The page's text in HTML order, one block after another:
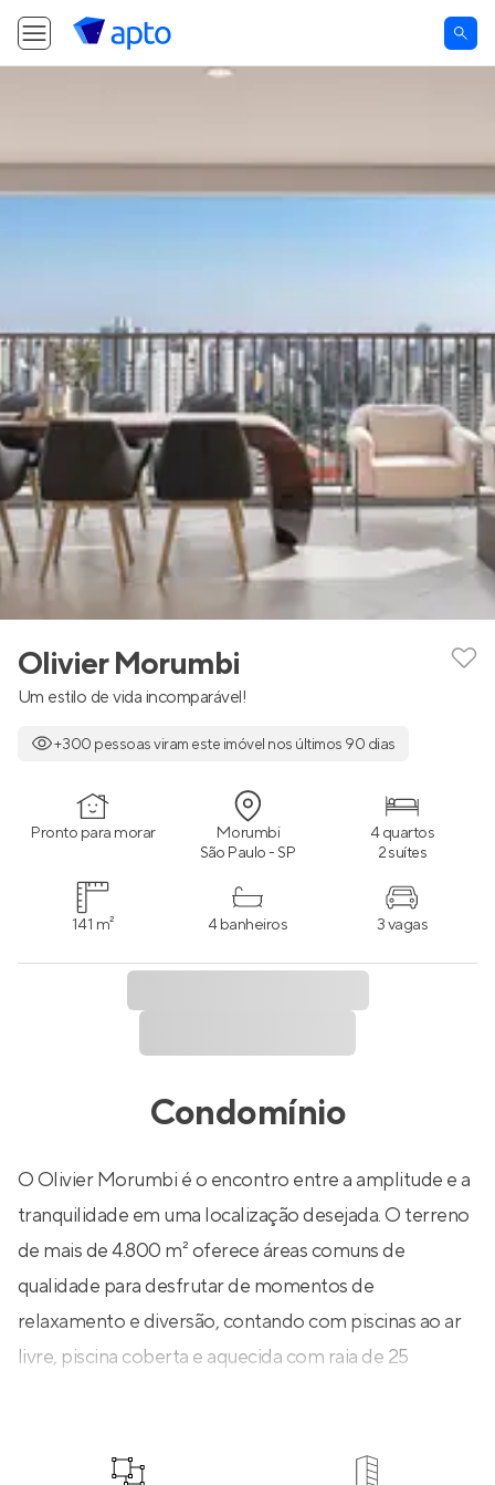
Olivier Morumbi
Um estilo de vida incomparável!
+300 pessoas viram este imóvel nos últimos 90 dias
Pronto para morar Morumbi
São Paulo - SP
4 quartos
2 suítes
141 m² 4 banheiros 3 vagas
Condomínio
O Olivier Morumbi é o encontro entre a amplitude e a
tranquilidade em uma localização desejada. O terreno
de mais de 4.800 m² oferece áreas comuns de
qualidade para desfrutar de momentos de
relaxamento e diversão, contando com piscinas ao ar
livre, piscina coberta e aquecida com raia de 25